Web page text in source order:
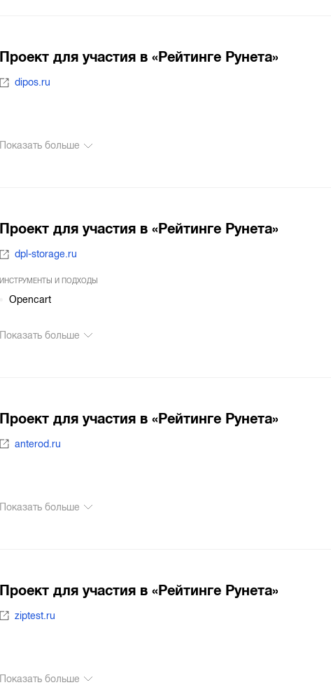
Проект для участия в «Рейтинге Рунета»
dipos.ru
Показать больше
Проект для участия в «Рейтинге Рунета»
dpl-storage.ru
ИНСТРУМЕНТЫ И ПОДХОДЫ
Opencart
Показать больше
Проект для участия в «Рейтинге Рунета»
anterod.ru
Показать больше
Проект для участия в «Рейтинге Рунета»
ziptest.ru
Показать больше